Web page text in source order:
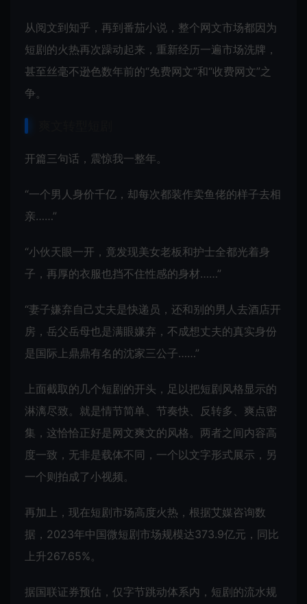
从阅文到知乎，再到番茄小说，整个网文市场都因为
短剧的火热再次躁动起来，重新经历一遍市场洗牌，
甚至丝毫不逊色数年前的“免费网文”和“收费网文”之
争。
开篇三句话，震惊我一整年。
“一个男人身价千亿，却每次都装作卖鱼佬的样子去相
亲……”
“小伙天眼一开，竟发现美女老板和护士全都光着身
子，再厚的衣服也挡不住性感的身材……”
“妻子嫌弃自己丈夫是快递员，还和别的男人去酒店开
房，岳父岳母也是满眼嫌弃，不成想丈夫的真实身份
是国际上鼎鼎有名的沈家三公子……”
上面截取的几个短剧的开头，足以把短剧风格显示的
淋漓尽致。就是情节简单、节奏快、反转多、爽点密
集，这恰恰正好是网文爽文的风格。两者之间内容高
度一致，无非是载体不同，一个以文字形式展示，另
一个则拍成了小视频。
再加上，现在短剧市场高度火热，根据艾媒咨询数
据，2023年中国微短剧市场规模达373.9亿元，同比
上升267.65%。
据国联证券预估，仅字节跳动体系内，短剧的流水规